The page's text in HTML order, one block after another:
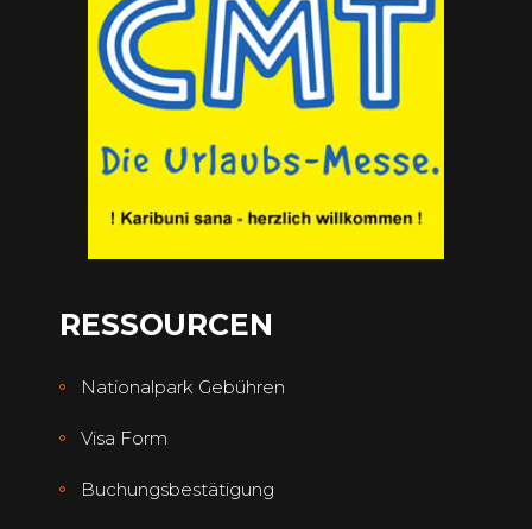
RESSOURCEN
Nationalpark Gebühren
Visa Form
Buchungsbestätigung